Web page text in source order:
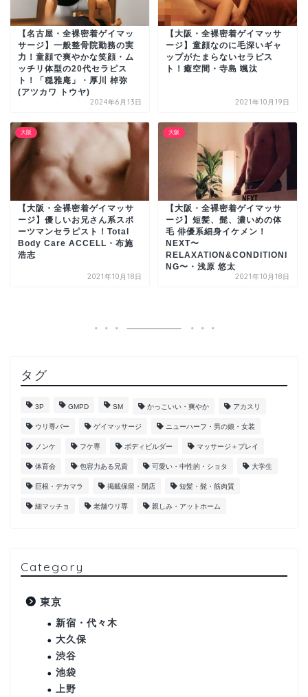
【名古屋・全裸密着ゲイマッ
サージ】一般整骨院勤務の実
力！童顔で爽やかな笑顔・ム
ッチリ体型の20代セラピス
ト！「穏雅庵」・厚川 棹弥
(アツカワ トウヤ)
2024年6月13日
【大阪・全裸密着ゲイマッサ
ージ】童顔なのに毛深いギャ
ップがたまらないセラピス
ト！癒空間・寺島 颯汰
2021年10月19日
大阪
【大阪・全裸密着ゲイマッサ
ージ】優しいお兄さん系スポ
ーツマンセラピスト！Total
Body Care ACCELL・布施
浩志
2021年10月18日
大阪
【大阪・全裸密着ゲイマッサ
ージ】短髪、髭、濃いめの体
毛 俳優系細身イケメン！
NEXT〜
RELAXATION&CONDITIONI
NG〜・浅原 悠太
2021年10月18日
タグ
3P GMPD SM かっこいい・爽やか アカスリ
ウリ専バー ゲイマッサージ ニューハーフ・男の娘・女装
ノンケ フケ専 ボディビルダー マッサージ＋プレイ
体育会 包容力ある兄貴 可愛い・中性的・ショタ 大学生
巨根・デカマラ 掲載保留・閉店 短髪・髭・筋肉質
細マッチョ 老舗ウリ専 親しみ・アットホーム
Category
東京
新宿・代々木
大久保
渋谷
池袋
上野